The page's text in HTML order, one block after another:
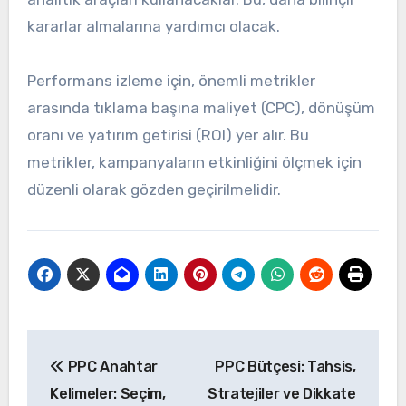
kararlar almalarına yardımcı olacak.
Performans izleme için, önemli metrikler
arasında tıklama başına maliyet (CPC), dönüşüm
oranı ve yatırım getirisi (ROI) yer alır. Bu
metrikler, kampanyaların etkinliğini ölçmek için
düzenli olarak gözden geçirilmelidir.
navigation
PPC Anahtar
Kelimeler: Seçim,
PPC Bütçesi: Tahsis,
Stratejiler ve Dikkate